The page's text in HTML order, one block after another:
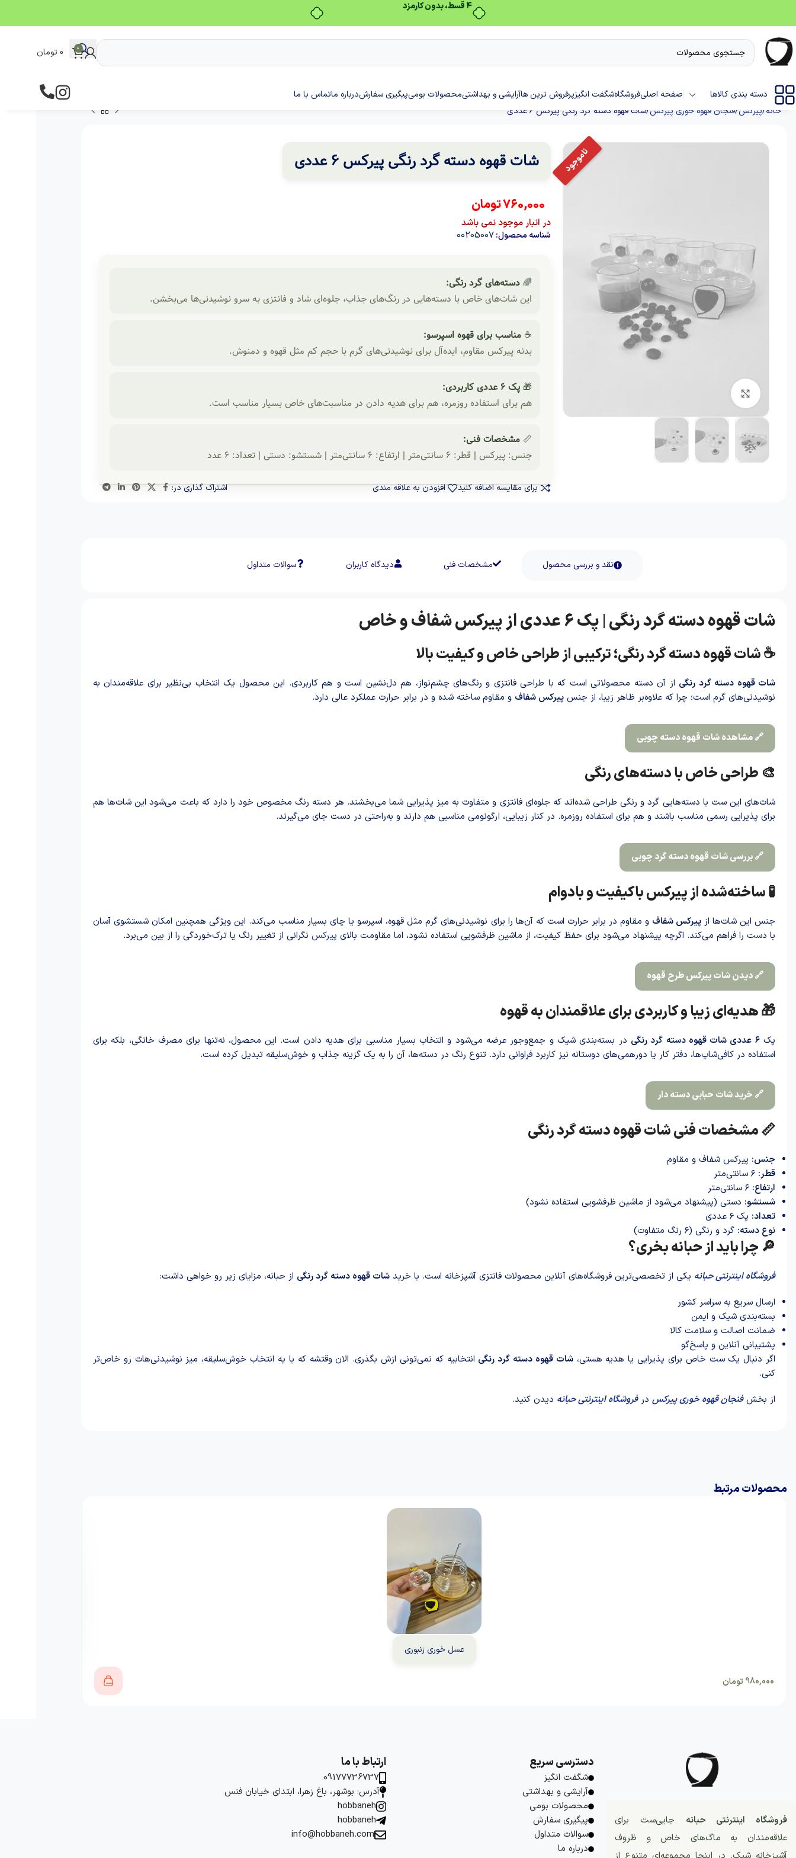
بدون ضامن، بدون سود
0
0 تومان
دسته بندی کالاها صفحه اصلیفروشگاهشگفت انگیزپرفروش ترین هاآرایشی و بهداشتیمحصولات بومیپیگیری سفارشدرباره ماتماس با ما
خانه پیرکس فنجان قهوه خوری پیرکس شات قهوه دسته گرد رنگی پیرکس 6 عددی
شات قهوه دسته گرد رنگی پیرکس 6 عددی
760,000تومان
در انبار موجود نمی باشد
شناسه محصول:00205007
🌈 دسته‌های گرد رنگی:
این شات‌های خاص با دسته‌هایی در رنگ‌های جذاب، جلوه‌ای شاد و فانتزی به سرو نوشیدنی‌ها می‌بخشن.
☕ مناسب برای قهوه اسپرسو:
بدنه پیرکس مقاوم، ایده‌آل برای نوشیدنی‌های گرم با حجم کم مثل قهوه و دمنوش.
🎁 پک ۶ عددی کاربردی:
هم برای استفاده روزمره، هم برای هدیه دادن در مناسبت‌های خاص بسیار مناسب است.
📏 مشخصات فنی:
جنس: پیرکس | قطر: ۶ سانتی‌متر | ارتفاع: ۶ سانتی‌متر | شستشو: دستی | تعداد: ۶ عدد
برای مقایسه اضافه کنید افزودن به علاقه مندی اشتراک گذاری در:
نقد و بررسی محصول مشخصات فنی دیدگاه کاربران سوالات متداول
شات قهوه دسته گرد رنگی | پک ۶ عددی از پیرکس شفاف و خاص
☕ شات قهوه دسته گرد رنگی؛ ترکیبی از طراحی خاص و کیفیت بالا
شات قهوه دسته گرد رنگی از آن دسته محصولاتی است که با طراحی فانتزی و رنگ‌های چشم‌نواز، هم دل‌نشین است و هم کاربردی. این محصول یک انتخاب بی‌نظیر برای علاقه‌مندان به
نوشیدنی‌های گرم است؛ چرا که علاوه‌بر ظاهر زیبا، از جنس پیرکس شفاف و مقاوم ساخته شده و در برابر حرارت عملکرد عالی دارد.
🔗 مشاهده شات قهوه دسته چوبی
🎨 طراحی خاص با دسته‌های رنگی
شات‌های این ست با دسته‌هایی گرد و رنگی طراحی شده‌اند که جلوه‌ای فانتزی و متفاوت به میز پذیرایی شما می‌بخشند. هر دسته رنگ مخصوص خود را دارد که باعث می‌شود این شات‌ها هم
برای پذیرایی رسمی مناسب باشند و هم برای استفاده روزمره. در کنار زیبایی، ارگونومی مناسبی هم دارند و به‌راحتی در دست جای می‌گیرند.
🔗 بررسی شات قهوه دسته گرد چوبی
🧪 ساخته‌شده از پیرکس باکیفیت و بادوام
جنس این شات‌ها ازپیرکس شفاف و مقاوم در برابر حرارت است که آن‌ها را برای نوشیدنی‌های گرم مثل قهوه، اسپرسو یا چای بسیار مناسب می‌کند. این ویژگی همچنین امکان شستشوی آسان
با دست را فراهم می‌کند. اگرچه پیشنهاد می‌شود برای حفظ کیفیت، از ماشین ظرفشویی استفاده نشود، اما مقاومت بالای پیرکس نگرانی از تغییر رنگ یا ترک‌خوردگی را از بین می‌برد.
🔗 دیدن شات پیرکس طرح قهوه
🎁 هدیه‌ای زیبا و کاربردی برای علاقمندان به قهوه
پک۶ عددی شات قهوه دسته گرد رنگی
در بسته‌بندی شیک و جمع‌وجور عرضه می‌شود و انتخاب بسیار مناسبی برای هدیه دادن است. این محصول، نه‌تنها برای مصرف خانگی، بلکه برای
استفاده در کافی‌شاپ‌ها، دفتر کار یا دورهمی‌های دوستانه نیز کاربرد فراوانی دارد. تنوع رنگ در دسته‌ها، آن را به یک گزینه جذاب و خوش‌سلیقه تبدیل کرده است.
🔗 خرید شات حبابی دسته دار
📏 مشخصات فنی شات قهوه دسته گرد رنگی
جنس: پیرکس شفاف و مقاوم
قطر:
ارتفاع:
شستشو: دستی (پیشنهاد می‌شود از ماشین ظرفشویی استفاده نشود)
تعداد: پک ۶ عددی
نوع دسته: گرد و رنگی (۶ رنگ متفاوت)
🔎 چرا باید از حبانه بخری؟
فروشگاه اینترنتی حبانه یکی از تخصصی‌ترین فروشگاه‌های آنلاین محصولات فانتزی آشپزخانه است. با خرید شات قهوه دسته گر‌د رنگی از حبانه، مزایای زیر رو خواهی داشت:
ارسال سریع به سراسر کشور
بسته‌بندی شیک و ایمن
ضمانت اصالت و سلامت کالا
پشتیبانی آنلاین و پاسخ‌گو
اگر دنبال یک ست خاص برای پذیرایی یا هدیه هستی،شات قهوه دسته گر‌د رنگی انتخابیه که نمی‌تونی ازش بگذری. الان وقتشه که با یه انتخاب خوش‌سلیقه، میز نوشیدنی‌هات رو خاص‌تر
کنی.
از بخشفنجان قهوه خوریپیرکس درفروشگاه اینترنتی حبانه دیدن کنید.
محصولات مرتبط
عسل خوری زنبوری
980,000تومان
فروشگاه اینترنتی حبانه جایی‌ست برای
علاقه‌مندان به ماگ‌های خاص و ظروف
دسترسی سریع
شگفت انگیز
آرایشی و بهداشتی
محصولات بومی
پیگیری سفارش
سوالات متداول
درباره ما
ارتباط با ما
09177736737
آدرس: بوشهر، باغ زهرا، ابتدای خیابان فنس
hobbaneh
hobbaneh
info@hobbaneh.com